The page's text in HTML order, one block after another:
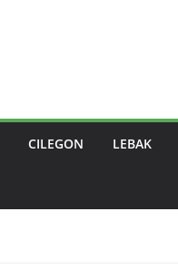
CILEGON LEBAK